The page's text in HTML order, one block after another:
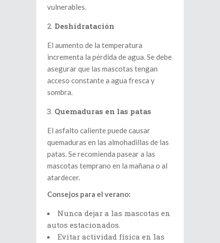
vulnerables.
Deshidratación
El aumento de la temperatura
incrementa la pérdida de agua. Se debe
asegurar que las mascotas tengan
acceso constante a agua fresca y
sombra.
Quemaduras en las patas
El asfalto caliente puede causar
quemaduras en las almohadillas de las
patas. Se recomienda pasear a las
mascotas temprano en la mañana o al
atardecer.
Consejos para el verano:
Nunca dejar a las mascotas en
autos estacionados.
Evitar actividad física en las